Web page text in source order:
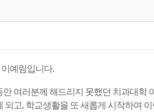
예림입니다.
여러분께 해드리지 못했던 치과대학
되고, 학교생활을 또 새롭게 시작하여